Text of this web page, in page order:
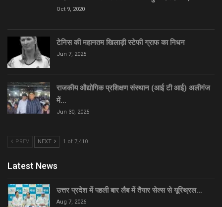
Oct 9, 2020
टेनिस की महानतम खिलाड़ी स्टेफी ग्राफ का निधन
Jun 7, 2025
राजकीय औद्योगिक प्रशिक्षण संस्थान (आई टी आई) अलीगंज
में…
Jun 30, 2025
PREV NEXT 1 of 7,410
Latest News
उत्तर प्रदेश में पहली बार लैब में तैयार सेल्स से यूरिथ्रल…
Aug 7, 2026